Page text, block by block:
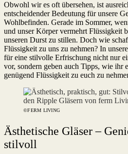
Obwohl wir es oft übersehen, ist
entscheidender Bedeutung für unsere
Wohlbefinden. Gerade im Sommer,
und unser Körper vermehrt Flüssigkeit
unseren Durst zu stillen. Doch wie
Flüssigkeit zu uns zu nehmen? In
für eine stilvolle Erfrischung nicht nur
vor, sondern geben auch Tipps, wie ihr
genügend Flüssigkeit zu euch zu
©FERM LIVING
Ästhetische Gläser –
stilvoll